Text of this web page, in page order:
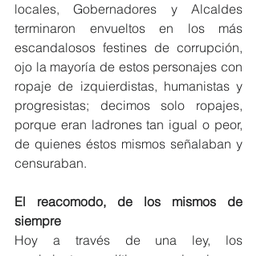
locales, Gobernadores y Alcaldes
terminaron envueltos en los más
escandalosos festines de corrupción,
ojo la mayoría de estos personajes con
ropaje de izquierdistas, humanistas y
progresistas; decimos solo ropajes,
porque eran ladrones tan igual o peor,
de quienes éstos mismos señalaban y
censuraban.
El reacomodo, de los mismos de
siempre
Hoy a través de una ley, los